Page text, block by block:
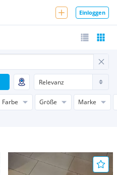
Einloggen
Farbe Größe
Marke